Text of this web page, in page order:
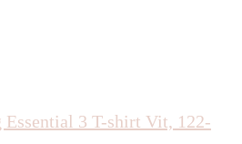
3 T-shirt Vit, 122-